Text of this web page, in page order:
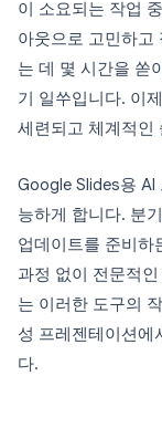
이 소요되는 작업
아웃으로 고민하고
는 데 몇 시간을 쏟
기 일쑤입니다. 이
세련되고 체계적인
Google Slides용
능하게 합니다. 분
업데이트를 준비하
과정 없이 전문적
는 이러한 도구의
성 프레젠테이션에
다.